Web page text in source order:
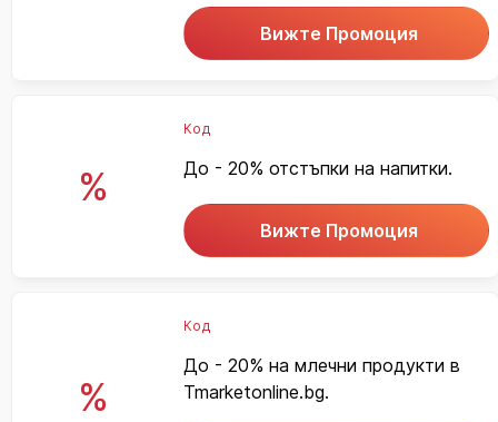
Вижте Промоция
%
Код
До - 20% отстъпки на напитки.
Вижте Промоция
%
Код
До - 20% на млечни продукти в
Tmarketonline.bg.